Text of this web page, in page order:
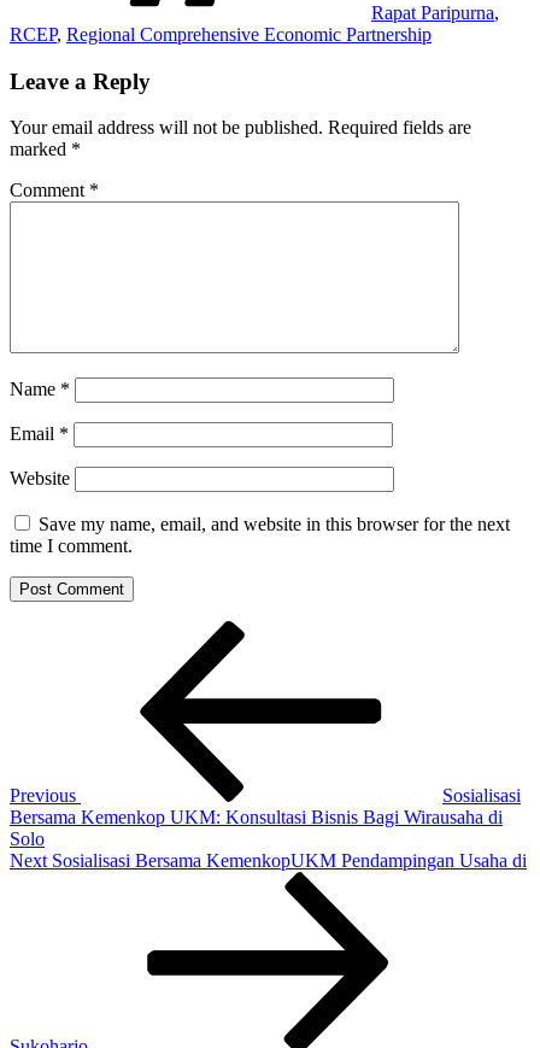
Rapat Paripurna,
RCEP, Regional Comprehensive Economic Partnership
Leave a Reply
Your email address will not be published. Required fields are
marked *
Comment *
Name *
Email *
Website
Save my name, email, and website in this browser for the next
time I comment.
Previous
Sosialisasi
Bersama Kemenkop UKM: Konsultasi Bisnis Bagi Wirausaha di
Solo
Next
Next Sosialisasi Bersama KemenkopUKM Pendampingan Usaha di